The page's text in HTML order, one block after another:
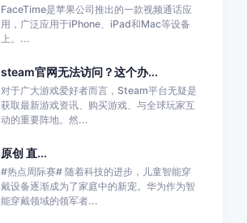
FaceTime是苹果公司推出的一款视频通话应
用，广泛应用于iPhone、iPad和Mac等设备
上。...
steam官网无法访问？这个办...
对于广大游戏爱好者而言，Steam平台无疑是
获取最新游戏资讯、购买游戏、与全球玩家互
动的重要阵地。然...
原创 直...
#热点周际赛# 随着科技的进步，儿童智能穿
戴设备逐渐成为了家庭中的新宠。华为作为智
能穿戴领域的领军者...